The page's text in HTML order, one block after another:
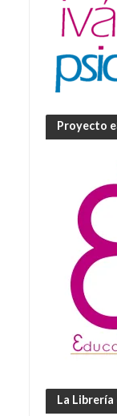
Proyecto
La Librería